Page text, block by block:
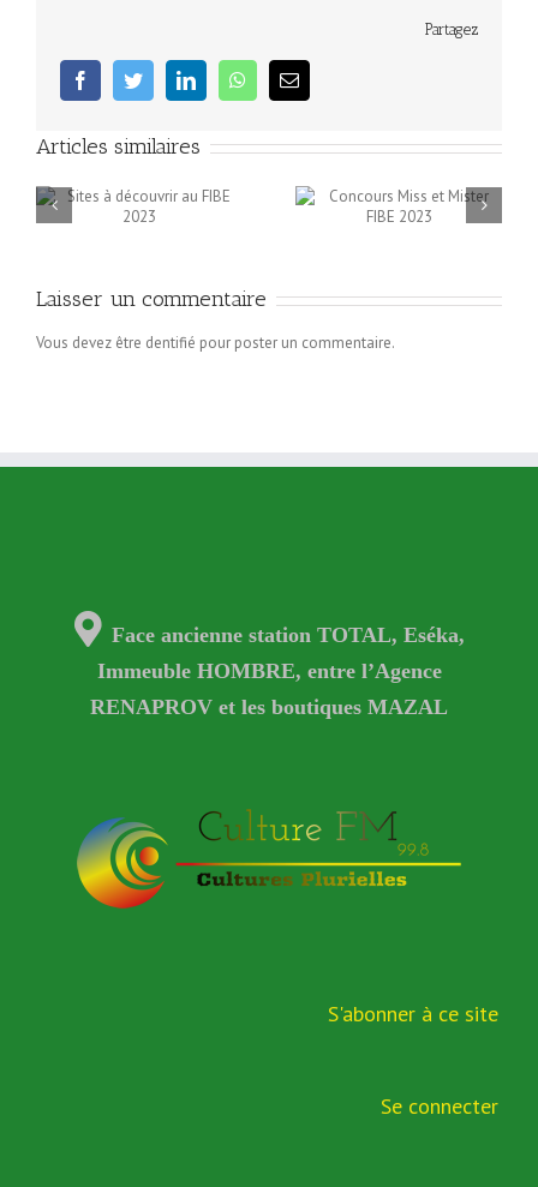
Partagez
facebooktwitter linkedin whatsappEmail
Articles similaires
Concours Miss et Mister
Programme
Laisser un commentaire
Vous devez être dentifié pour poster un commentaire.
Face ancienne station TOTAL, Eséka,
Immeuble HOMBRE, entre l’Agence
RENAPROV et les boutiques MAZAL
S'abonner à ce site
Se connecter